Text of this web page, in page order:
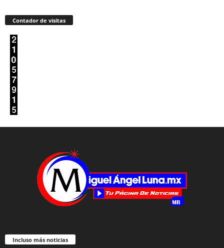
Contador de visitas
Incluso más noticias